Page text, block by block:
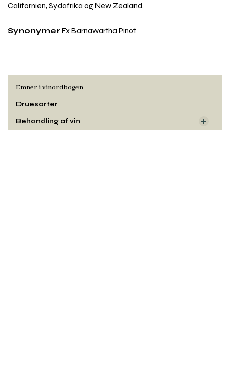
Californien, Sydafrika og New Zealand.
Synonymer Fx Barnawartha Pinot
Emner i vinordbogen
Druesorter
Behandling af vin